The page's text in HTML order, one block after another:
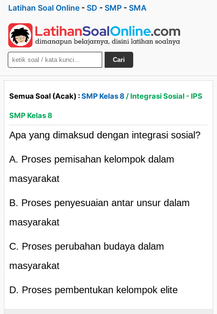
Latihan Soal Online - SD - SMP - SMA
Cari
Semua Soal (Acak) :SMP Kelas 8 / Integrasi Sosial - IPS
SMP Kelas 8
Apa yang dimaksud dengan integrasi sosial?
A. Proses pemisahan kelompok dalam
masyarakat
B. Proses penyesuaian antar unsur dalam
masyarakat
C. Proses perubahan budaya dalam
masyarakat
D. Proses pembentukan kelompok elite